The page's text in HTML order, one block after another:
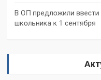
В ОП предложили ввести
школьника к 1 сентября